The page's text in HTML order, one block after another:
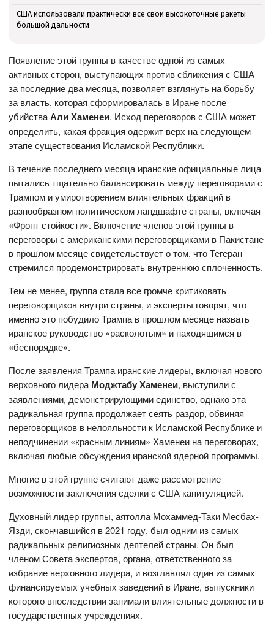
США использовали практически все свои высокоточные ракеты
большой дальности
Появление этой группы в качестве одной из самых
активных сторон, выступающих против сближения с США
за последние два месяца, позволяет взглянуть на борьбу
за власть, которая сформировалась в Иране после
убийстваАли Хаменеи. Исход переговоров с США может
определить, какая фракция одержит верх на следующем
этапе существования Исламской Республики.
В течение последнего месяца иранские официальные лица
пытались тщательно балансировать между переговорами с
Трампом и умиротворением влиятельных фракций в
разнообразном политическом ландшафте страны, включая
«Фронт стойкости». Включение членов этой группы в
переговоры с американскими переговорщиками в Пакистане
в прошлом месяце свидетельствует о том, что Тегеран
стремился продемонстрировать внутреннюю сплоченность.
Тем не менее, группа стала все громче критиковать
переговорщиков внутри страны, и эксперты говорят, что
именно это побудило Трампа в прошлом месяце назвать
иранское руководство «расколотым» и находящимся в
«беспорядке».
После заявления Трампа иранские лидеры, включая нового
верховного лидера Моджтабу Хаменеи, выступили с
заявлениями, демонстрирующими единство, однако эта
радикальная группа продолжает сеять раздор, обвиняя
переговорщиков в нелояльности к Исламской Республике и
неподчинении «красным линиям» Хаменеи на переговорах,
включая любые обсуждения иранской ядерной программы.
Многие в этой группе считают даже рассмотрение
возможности заключения сделки с США капитуляцией.
Духовный лидер группы, аятолла Мохаммед-Таки Месбах-
Язди, скончавшийся в 2021 году, был одним из самых
радикальных религиозных деятелей страны. Он был
членом Совета экспертов, органа, ответственного за
избрание верховного лидера, и возглавлял один из самых
финансируемых учебных заведений в Иране, выпускники
которого впоследствии занимали влиятельные должности в
государственных учреждениях.